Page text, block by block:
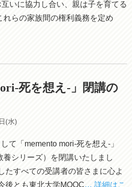
いに協力し合い、親は子を育てる
らの家族間の権利義務を定め
死を想え-」閉講の
(水)
て「memento mori-死を想え-」
養シリーズ）を閉講いたしまし
たすべての受講者の皆さまに心よ
後とも東北大学MOOC… 詳細はこ